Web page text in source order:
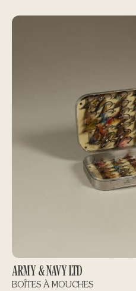
ARMY & NAVY LTD
BOÎTES À MOUCHES